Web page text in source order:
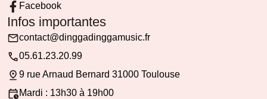
Facebook
Infos importantes
contact@dinggadinggamusic.fr
05.61.23.20.99
9 rue Arnaud Bernard 31000 Toulouse
Mardi : 13h30 à 19h00